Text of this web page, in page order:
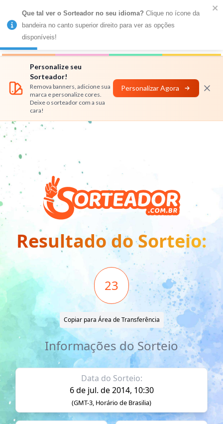
MENU
Números
Personalize seu
Sorteador!
Remova banners, adicione sua
marca e personalize cores.
Deixe o sorteador com a sua
cara!
Personalizar Agora
Resultado do Sorteio:
23
Copiar para Área de Transferência
Informações do Sorteio
Data do Sorteio:
6 de jul. de 2014, 10:30
(GMT-3, Horário de Brasilia)
Que tal ver o Sorteador no seu idioma? Clique no ícone da
bandeira no canto superior direito para ver as opções
disponíveis!